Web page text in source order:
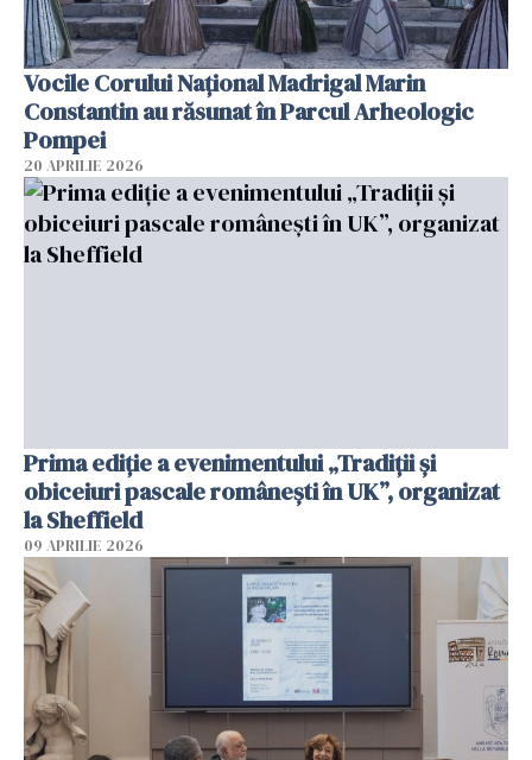
Vocile Corului Național Madrigal Marin
Constantin au răsunat în Parcul Arheologic
Pompei
20 APRILIE 2026
Prima ediție a evenimentului „Tradiții și
obiceiuri pascale românești în UK”, organizat
la Sheffield
09 APRILIE 2026